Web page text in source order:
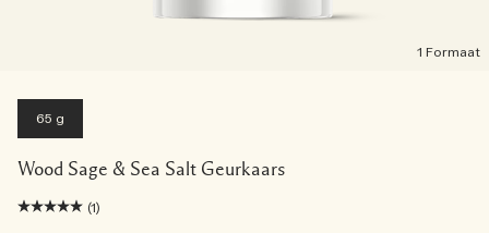
1 Formaat
65 g
Wood Sage & Sea Salt Geurkaars
(1)